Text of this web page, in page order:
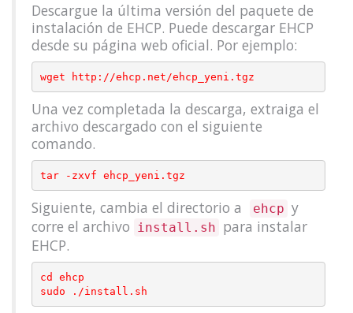
Descargue la última versión del paquete de
instalación de EHCP. Puede descargar EHCP
desde su página web oficial. Por ejemplo:
Una vez completada la descarga, extraiga el
archivo descargado con el siguiente
comando.
Siguiente, cambia el directorio a ehcp y
corre el archivo install.sh para instalar
EHCP.
cd ehcp